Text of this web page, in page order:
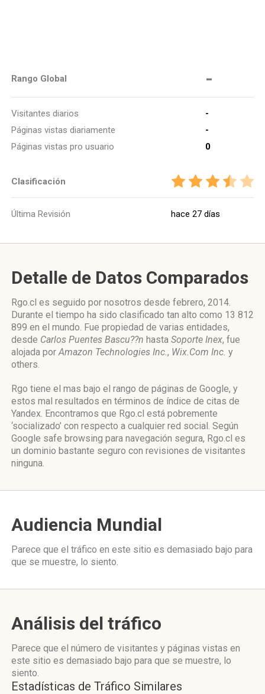
Rango Global -
Visitantes diarios
-
Páginas vistas diariamente
-
Páginas vistas pro usuario
0
Clasificación
Última Revisión hace 27 días
Detalle de Datos Comparados
Rgo.cl es seguido por nosotros desde febrero, 2014.
Durante el tiempo ha sido clasificado tan alto como 13 812
899 en el mundo. Fue propiedad de varias entidades,
desde Carlos Puentes Bascu??n hasta Soporte Inex, fue
alojada porAmazon Technologies Inc., Wix.Com Inc. y
others.
Rgo tiene el mas bajo el rango de páginas de Google, y
estos mal resultados en términos de índice de citas de
Yandex. Encontramos que Rgo.cl está pobremente
‘socializado’ con respecto a cualquier red social. Según
Google safe browsing para navegación segura, Rgo.cl es
un dominio bastante seguro con revisiones de visitantes
ninguna.
Audiencia Mundial
Parece que el tráfico en este sitio es demasiado bajo para
que se muestre, lo siento.
Análisis del tráfico
Parece que el número de visitantes y páginas vistas en
este sitio es demasiado bajo para que se muestre, lo
siento.
Estadísticas de Tráfico Similares